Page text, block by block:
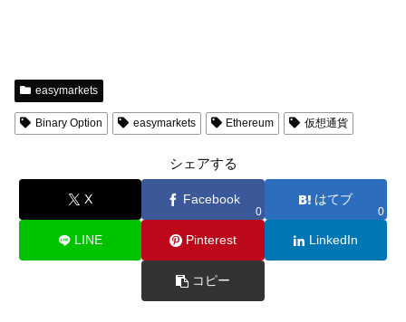
easymarkets
Binary Option easymarkets Ethereum 仮想通貨
シェアする
X Facebook
0
はてブ
0
LINE Pinterest LinkedIn
コピー